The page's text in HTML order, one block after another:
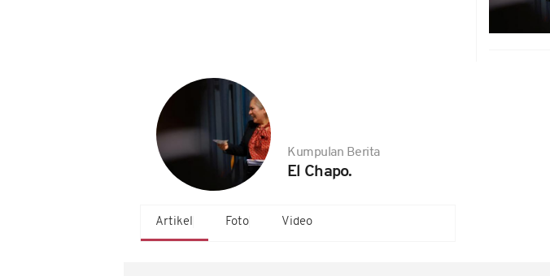
Kumpulan Berita
El Chapo.
Artikel Foto Video